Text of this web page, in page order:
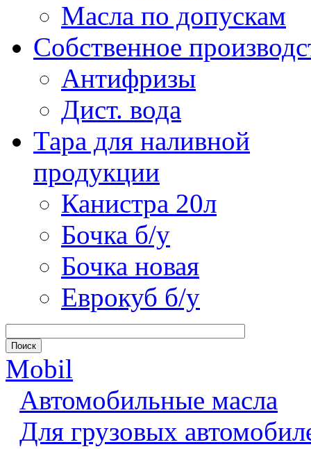
Масла по допускам
Собственное
Антифризы
Дист. вода
Тара для наливной
продукции
Канистра 20л
Бочка б/у
Бочка новая
Еврокуб б/у
Mobil
Автомобильные масла
Для грузовых